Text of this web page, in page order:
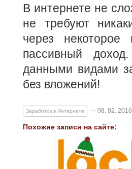
В интернете не
не требуют
через
пассивный
данными видами
без вложений!
Заработок в Интернете — 08. 02. 2016
Похожие записи на сайте: